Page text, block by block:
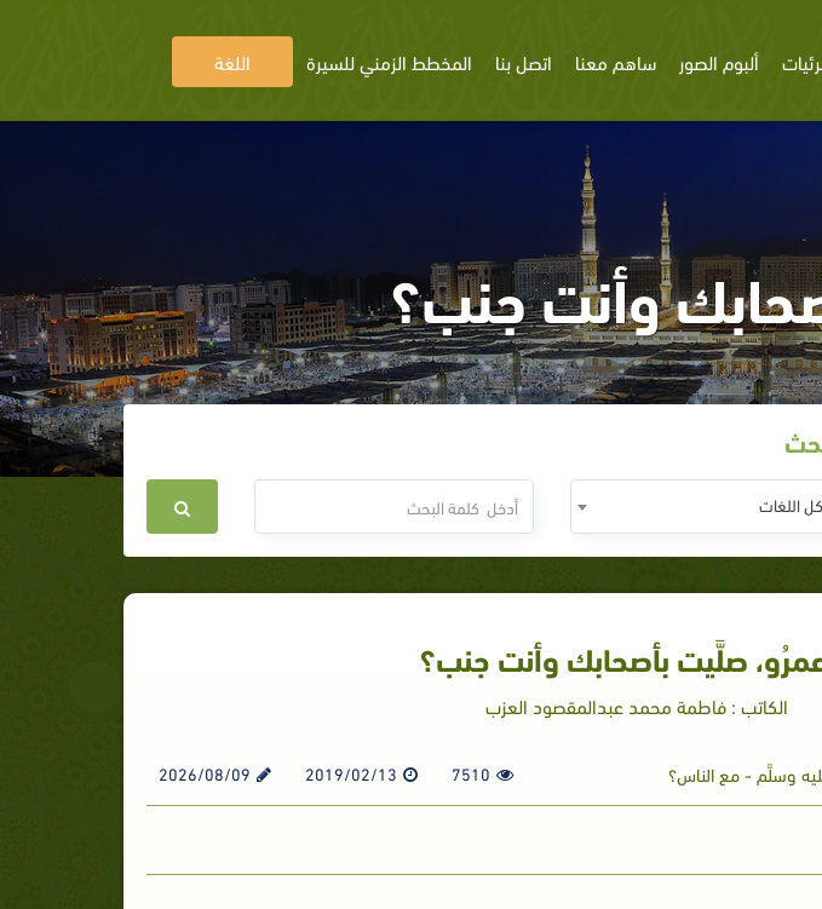
ألبوم الصور ساهم معنا اتصل بنا المخطط الزمني للسيرة اللغة
وأنت جنب؟
كل اللغات
صلَّيت بأصحابك وأنت جنب؟
الكاتب : فاطمة محمد عبدالمقصود العزب
وسلَّم - مع الناس؟ 7510
2019/02/13
2026/08/09